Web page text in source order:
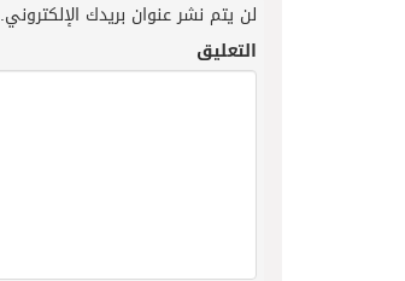
لن يتم نشر عنوان بريدك الإلكتروني.
التعليق